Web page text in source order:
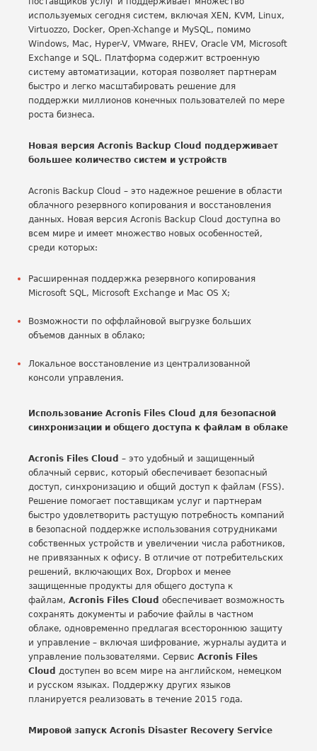
используемых сегодня систем, включая XEN, KVM, Linux,
Virtuozzo, Docker, Open-Xchange и MySQL, помимо
Windows, Mac, Hyper-V, VMware, RHEV, Oracle VM, Microsoft
Exchange и SQL. Платформа содержит встроенную
систему автоматизации, которая позволяет партнерам
быстро и легко масштабировать решение для
поддержки миллионов конечных пользователей по мере
роста бизнеса.
Новая версия Acronis Backup Cloud поддерживает
большее количество систем и устройств
Acronis Backup Cloud – это надежное решение в области
облачного резервного копирования и восстановления
данных. Новая версия Acronis Backup Cloud доступна во
всем мире и имеет множество новых особенностей,
среди которых:
Расширенная поддержка резервного копирования
Microsoft SQL, Microsoft Exchange и Mac OS X;
Возможности по оффлайновой выгрузке больших
объемов данных в облако;
Локальное восстановление из централизованной
консоли управления.
Использование Acronis Files Cloud для безопасной
синхронизации и общего доступа к файлам в облаке
Acronis Files Cloud – это удобный и защищенный
облачный сервис, который обеспечивает безопасный
доступ, синхронизацию и общий доступ к файлам (FSS).
Решение помогает поставщикам услуг и партнерам
быстро удовлетворить растущую потребность компаний
в безопасной поддержке использования сотрудниками
собственных устройств и увеличении числа работников,
не привязанных к офису. В отличие от потребительских
решений, включающих Box, Dropbox и менее
защищенные продукты для общего доступа к
файлам, Acronis Files Cloud обеспечивает возможность
сохранять документы и рабочие файлы в частном
облаке, одновременно предлагая всестороннюю защиту
и управление – включая шифрование, журналы аудита и
управление пользователями. Сервис Acronis Files
Cloud доступен во всем мире на английском, немецком
и русском языках. Поддержку других языков
планируется реализовать в течение 2015 года.
Мировой запуск Acronis Disaster Recovery Service